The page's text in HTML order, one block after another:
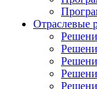
Отраслевые